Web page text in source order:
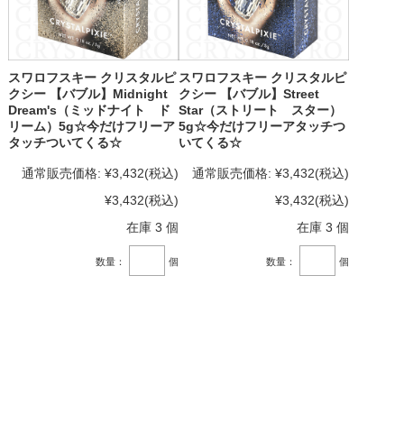
スワロフスキー クリスタルピ
クシー 【バブル】Midnight
Dream's（ミッドナイト ド
リーム）5g☆今だけフリーア
タッチついてくる☆
通常販売価格: ¥3,432(税込)
¥3,432(税込)
在庫 3 個
数量： 個
スワロフスキー クリスタルピ
クシー 【バブル】Street
Star（ストリート スター）
5g☆今だけフリーアタッチつ
いてくる☆
通常販売価格: ¥3,432(税込)
¥3,432(税込)
在庫 3 個
数量： 個